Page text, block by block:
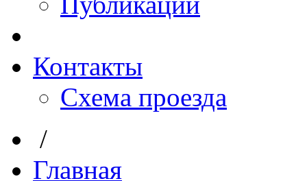
Контакты
Схема проезда
/
Главная